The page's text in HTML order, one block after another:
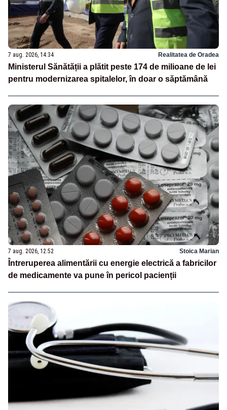
7 aug. 2026, 14:34 Realitatea de Oradea
Ministerul Sănătății a plătit peste 174 de milioane de lei
pentru modernizarea spitalelor, în doar o săptămână
7 aug. 2026, 12:52 Stoica Marian
Întreruperea alimentării cu energie electrică a fabricilor
de medicamente va pune în pericol pacienții